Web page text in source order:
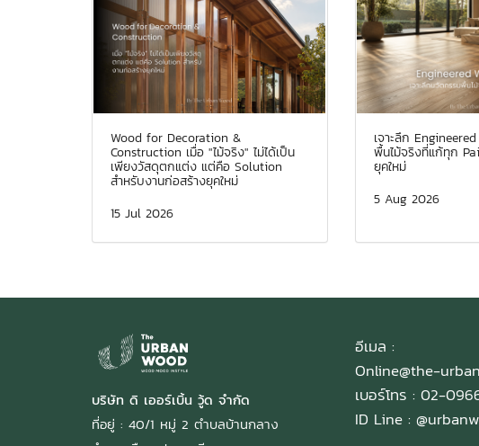
Wood for Decoration &
Construction เมื่อ "ไม้จริง" ไม่ได้เป็น
เพียงวัสดุตกแต่ง แต่คือ Solution
สำหรับงานก่อสร้างยุคใหม่
15 Jul 2026
เจาะลึก
พื้นไม้จริงที่แก้ทุก
ยุคใหม่
5 Aug 2026
บริษัท ดิ เออร์เบิ้น วู้ด จำกัด
ที่อยู่ : 40/1 หมู่ 2 ตำบลบ้านกลาง
อีเมล :
Online@the-
เบอร์โทร : 02-
ID Line :